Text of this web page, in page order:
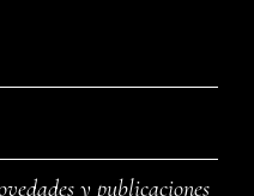
y publicaciones